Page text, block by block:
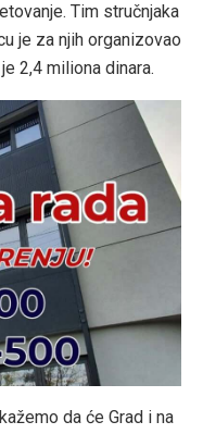
Tim stručnjaka
je za njih organizovao
2,4 miliona dinara.
da će Grad i na